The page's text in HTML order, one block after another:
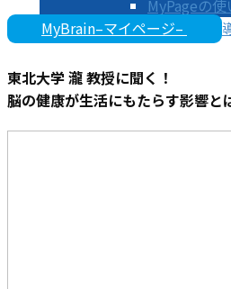
MyPageの
MyBrain–マイページ–
東北大学 瀧 教授に聞く！
脳の健康が生活にもたらす影響と